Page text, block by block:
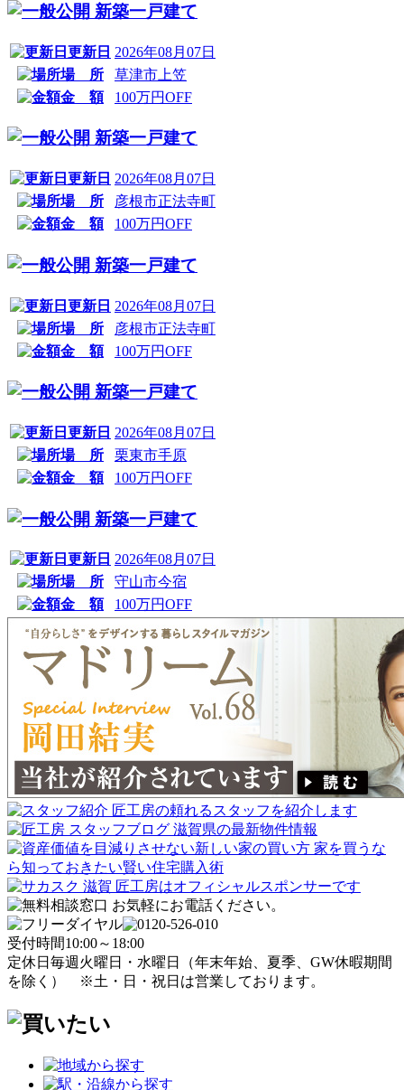
新築一戸建て
更新日 2026年08月07日
場 所
草津市上笠
金 額
100万円OFF
新築一戸建て
更新日 2026年08月07日
場 所
彦根市正法寺町
金 額
100万円OFF
新築一戸建て
更新日 2026年08月07日
場 所
彦根市正法寺町
金 額
100万円OFF
新築一戸建て
更新日 2026年08月07日
場 所
栗東市手原
金 額
100万円OFF
新築一戸建て
更新日 2026年08月07日
場 所
守山市今宿
金 額
100万円OFF
受付時間10:00～18:00
定休日 毎週火曜日・水曜日
（年末年始、夏季、GW休暇期間
を除く）
※土・日・祝日は営業しております。